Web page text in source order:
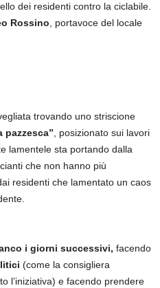
dei residenti contro la ciclabile.
Rossino, portavoce del locale
trovando uno striscione
pazzesca”, posizionato sui lavori
lamentele sta portando dalla
che non hanno più
residenti che lamentato un caos
i giorni successivi, facendo
(come la consigliera
l’iniziativa) e facendo prendere